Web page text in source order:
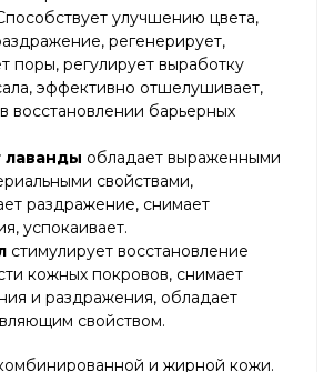
улучшению цвета,
регенерирует,
поры, регулирует выработку
эффективно отшелушивает,
восстановлении барьерных
лаванды обладает выраженными
свойствами,
раздражение, снимает
успокаивает.
стимулирует восстановление
кожных покровов, снимает
и раздражения, обладает
свойством.
и жирной кожи.